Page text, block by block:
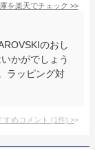
を楽天でチェック >>
のおし
かがでしょう
ラッピング対
すめコメント (1件) >